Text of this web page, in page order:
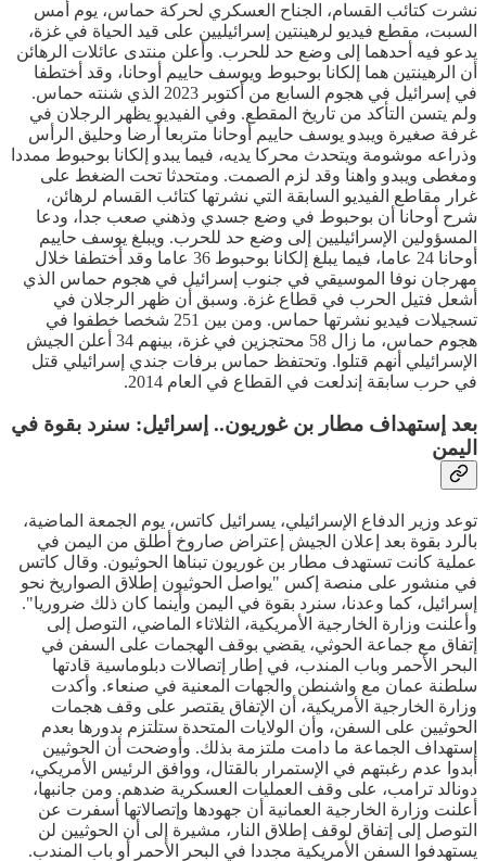
نشرت كتائب القسام، الجناح العسكري لحركة حماس، يوم أمس
السبت، مقطع فيديو لرهينتين إسرائيليين على قيد الحياة في غزة،
يدعو فيه أحدهما إلى وضع حد للحرب. وأعلن منتدى عائلات الرهائن
أن الرهينتين هما إلكانا بوحبوط ويوسف حاييم أوحانا، وقد أختطفا
في إسرائيل في هجوم السابع من أكتوبر 2023 الذي شنته حماس.
ولم يتسن التأكد من تاريخ المقطع. وفي الفيديو يظهر الرجلان في
غرفة صغيرة ويبدو يوسف حاييم أوحانا متربعا أرضا وحليق الرأس
وذراعه موشومة ويتحدث محركا يديه، فيما يبدو إلكانا بوحبوط ممددا
ومغطى ويبدو واهنا وقد لزم الصمت. ومتحدثا تحت الضغط على
غرار مقاطع الفيديو السابقة التي نشرتها كتائب القسام لرهائن،
شرح أوحانا أن بوحبوط في وضع جسدي وذهني صعب جدا، ودعا
المسؤولين الإسرائيليين إلى وضع حد للحرب. ويبلغ يوسف حاييم
أوحانا 24 عاما، فيما يبلغ إلكانا بوحبوط 36 عاما وقد أختطفا خلال
مهرجان نوفا الموسيقي في جنوب إسرائيل في هجوم حماس الذي
أشعل فتيل الحرب في قطاع غزة. وسبق أن ظهر الرجلان في
تسجيلات فيديو نشرتها حماس. ومن بين 251 شخصا خطفوا في
هجوم حماس، ما زال 58 محتجزين في غزة، بينهم 34 أعلن الجيش
الإسرائيلي أنهم قتلوا. وتحتفظ حماس برفات جندي إسرائيلي قتل
في حرب سابقة إندلعت في القطاع في العام 2014.
بعد إستهداف مطار بن غوريون.. إسرائيل: سنرد بقوة في
اليمن
توعد وزير الدفاع الإسرائيلي، يسرائيل كاتس، يوم الجمعة الماضية،
بالرد بقوة بعد إعلان الجيش إعتراض صاروخ أطلق من اليمن في
عملية كانت تستهدف مطار بن غوريون تبناها الحوثيون. وقال كاتس
في منشور على منصة إكس "يواصل الحوثيون إطلاق الصواريخ نحو
إسرائيل، كما وعدنا، سنرد بقوة في اليمن وأينما كان ذلك ضروريا".
وأعلنت وزارة الخارجية الأمريكية، الثلاثاء الماضي، التوصل إلى
إتفاق مع جماعة الحوثي، يقضي بوقف الهجمات على السفن في
البحر الأحمر وباب المندب، في إطار إتصالات دبلوماسية قادتها
سلطنة عمان مع واشنطن والجهات المعنية في صنعاء. وأكدت
وزارة الخارجية الأمريكية، أن الإتفاق يقتصر على وقف هجمات
الحوثيين على السفن، وأن الولايات المتحدة ستلتزم بدورها بعدم
إستهداف الجماعة ما دامت ملتزمة بذلك. وأوضحت أن الحوثيين
أبدوا عدم رغبتهم في الإستمرار بالقتال، ووافق الرئيس الأمريكي،
دونالد ترامب، على وقف العمليات العسكرية ضدهم. ومن جانبها،
أعلنت وزارة الخارجية العمانية أن جهودها وإتصالاتها أسفرت عن
التوصل إلى إتفاق لوقف إطلاق النار، مشيرة إلى أن الحوثيين لن
يستهدفوا السفن الأمريكية مجددا في البحر الأحمر أو باب المندب.